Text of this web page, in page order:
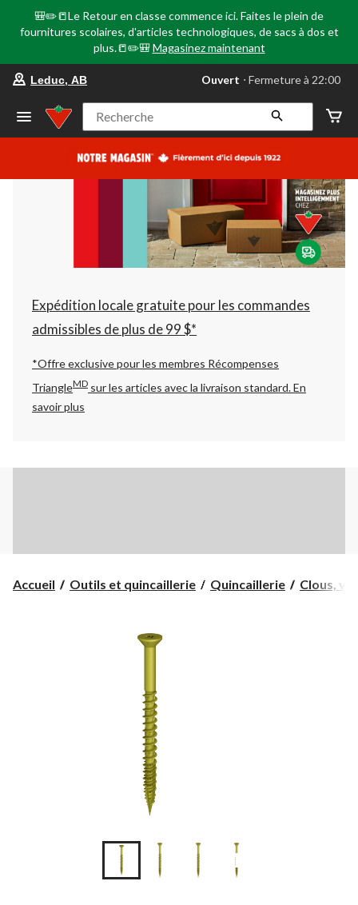
🎒✏️📒Le Retour en classe commence ici. Faites le plein de
fournitures scolaires, d'articles technologiques, de sacs à dos et
plus.📒✏️🎒 Magasinez maintenant
votre
préféré
Leduc,
AB,
courament
Fermeture
à
22:00
cliquer
pour
changer
Leduc, AB Ouvert ⋅ Fermeture à 22:00
Recherche
Expédition locale gratuite pour les commandes
admissibles de plus de 99 $*
*Offre exclusive pour les membres Récompenses
TriangleMD sur les articles avec la livraison standard.En
savoir plus
Accueil Outils et quincaillerie Quincaillerie Clous,
+10